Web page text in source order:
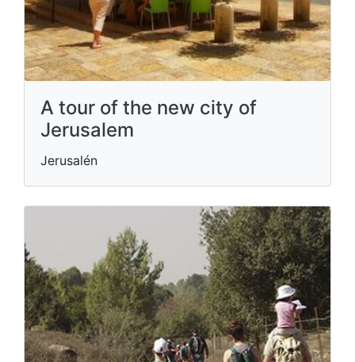
A tour of the new city of
Jerusalem
Jerusalén